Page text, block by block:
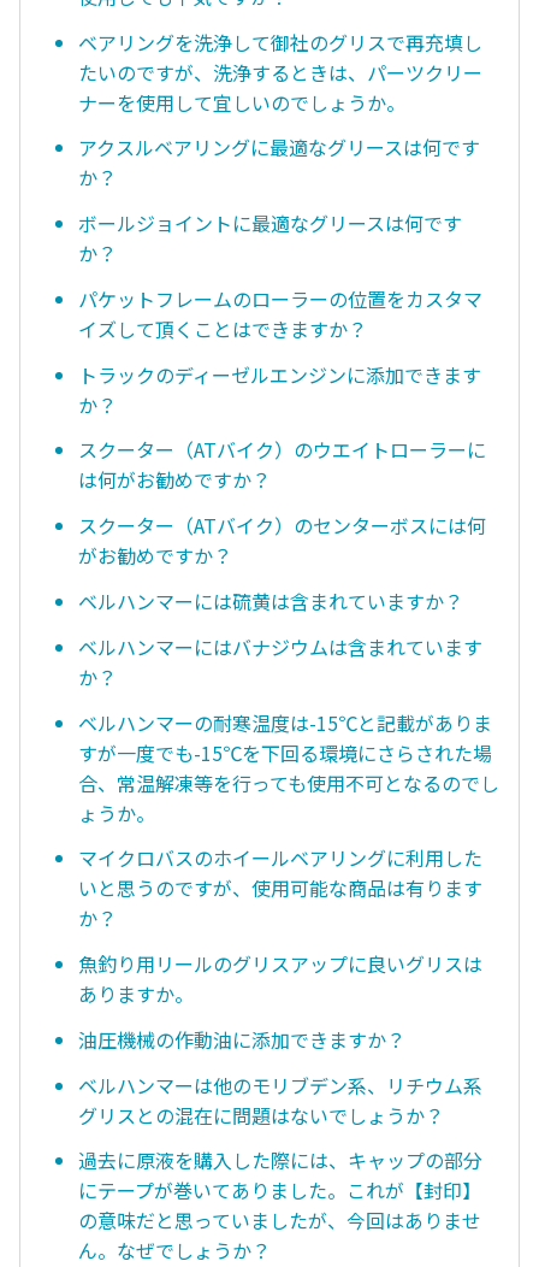
ベアリングを洗浄して御社のグリスで再充填し
たいのですが、洗浄するときは、パーツクリー
ナーを使用して宜しいのでしょうか。
アクスルベアリングに最適なグリースは何です
か？
ボールジョイントに最適なグリースは何です
か？
パケットフレームのローラーの位置をカスタマ
イズして頂くことはできますか？
トラックのディーゼルエンジンに添加できます
か？
スクーター（ATバイク）のウエイトローラーに
は何がお勧めですか？
スクーター（ATバイク）のセンターボスには何
がお勧めですか？
ベルハンマーには硫黄は含まれていますか？
ベルハンマーにはバナジウムは含まれています
か？
ベルハンマーの耐寒温度は-15℃と記載がありま
すが一度でも-15℃を下回る環境にさらされた場
合、常温解凍等を行っても使用不可となるのでし
ょうか。
マイクロバスのホイールベアリングに利用した
いと思うのですが、使用可能な商品は有ります
か？
魚釣り用リールのグリスアップに良いグリスは
ありますか。
油圧機械の作動油に添加できますか？
ベルハンマーは他のモリブデン系、リチウム系
グリスとの混在に問題はないでしょうか？
過去に原液を購入した際には、キャップの部分
にテープが巻いてありました。これが【封印】
の意味だと思っていましたが、今回はありませ
ん。なぜでしょうか？